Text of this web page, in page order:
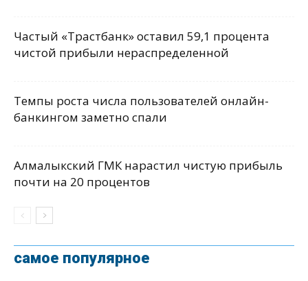
Частый «Трастбанк» оставил 59,1 процента
чистой прибыли нераспределенной
Темпы роста числа пользователей онлайн-
банкингом заметно спали
Алмалыкский ГМК нарастил чистую прибыль
почти на 20 процентов
самое популярное